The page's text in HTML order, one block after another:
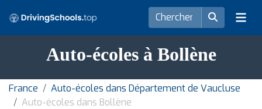
Auto-écoles à Bollène
France
Auto-écoles dans Département de Vaucluse
Auto-écoles dans Bollène